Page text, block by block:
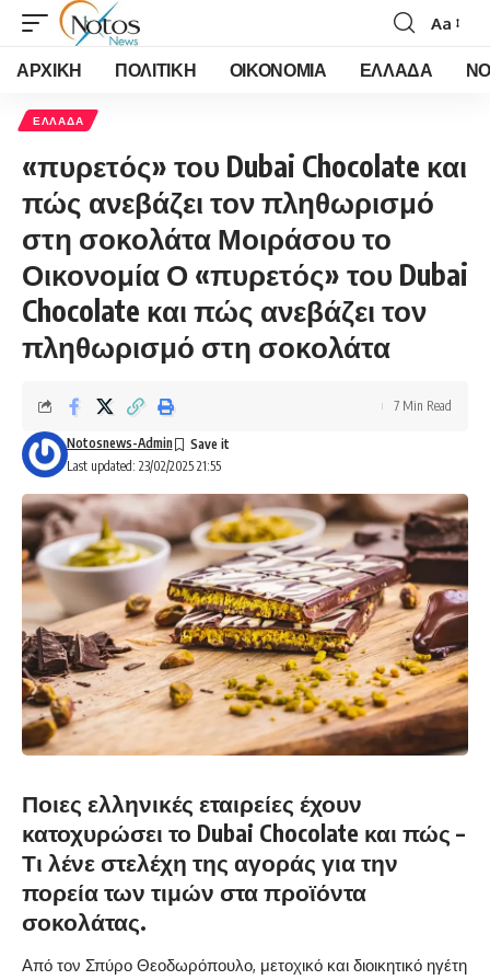
Font
Resizer
Aa
ΑΡΧΙΚΗ ΠΟΛΙΤΙΚΗ ΟΙΚΟΝΟΜΙΑ ΕΛΛΑΔΑ
ΕΛΛΑΔΑ
«πυρετός» του Dubai Chocolate και
πώς ανεβάζει τον πληθωρισμό
στη σοκολάτα Μοιράσου το
Οικονομία Ο «πυρετός» του Dubai
Chocolate και πώς ανεβάζει τον
πληθωρισμό στη σοκολάτα
Last updated: 23/02/2025 21:55
Notosnews-Admin
7 Min Read
Ποιες ελληνικές εταιρείες έχουν
κατοχυρώσει το Dubai Chocolate και πώς –
Τι λένε στελέχη της αγοράς για την
πορεία των τιμών στα προϊόντα
σοκολάτας.
Από τον Σπύρο Θεοδωρόπουλο, μετοχικό και διοικητικό ηγέτη